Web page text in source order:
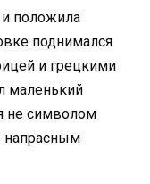
положила
поднимался
и грецкими
маленький
не символом
напрасным